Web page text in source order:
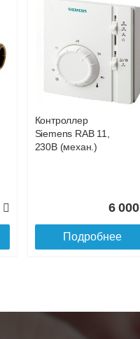
GRILL.SGWL-16-
38 752
Подробнее
Конвектор
ITT.080.200.1200 с
решеткой
GRILL.SGA-20-
1200 brown
Подробнее
Конвектор
ITT.080.200.1200 с
Контроллер
Siemens RAB 11,
230В (механ.)
6 000
Подробнее